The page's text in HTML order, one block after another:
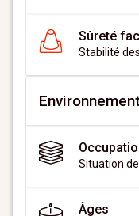
Sûreté
Stabilité
Âges